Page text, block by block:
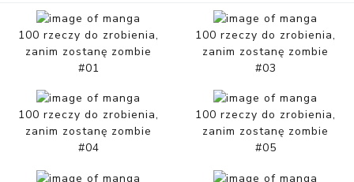
100 rzeczy do zrobienia,
zanim zostanę zombie
#01
100 rzeczy do zrobienia,
zanim zostanę zombie
#03
100 rzeczy do zrobienia,
zanim zostanę zombie
#04
100 rzeczy do zrobienia,
zanim zostanę zombie
#05